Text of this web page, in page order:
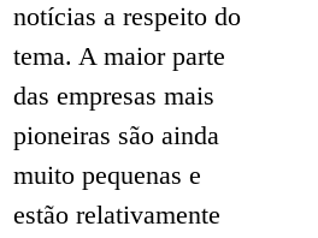
notícias a respeito do
tema. A maior parte
das empresas mais
pioneiras são ainda
muito pequenas e
estão relativamente